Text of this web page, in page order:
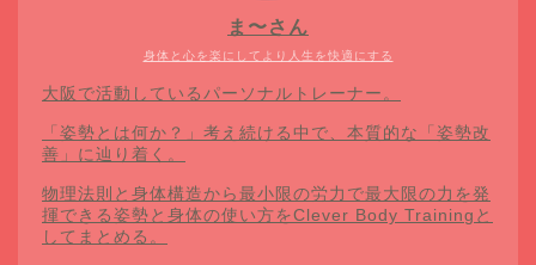
身体と心を楽にしてより人生を快適にする
ま〜さん
大阪で活動しているパーソナルトレーナー。
「姿勢とは何か？」考え続ける中で、本質的な「姿勢改
善」に辿り着く。
物理法則と身体構造から最小限の労力で最大限の力を発
揮できる姿勢と身体の使い方をClever Body Trainingと
してまとめる。